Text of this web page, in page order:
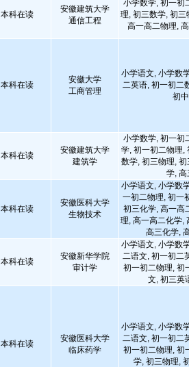
本科在读
安徽建筑大学
通信工程
小学数学, 初一初
理, 初三数学, 初
高一高二物理,
本科在读
安徽大学
工商管理
小学语文, 小学数
二英语, 初一初二
初
本科在读
安徽建筑大学
建筑学
小学数学, 初一初
学, 初一初二物理,
数学, 初三物理,
学, 高
本科在读
安徽医科大学
生物技术
小学语文, 小学数
一初二物理, 初一
初三化学, 高一高
理, 高一高二化学,
高三化学,
本科在读
安徽新华学院
审计学
小学语文, 小学数
二语文, 初一初二
初一初二物理, 初
文, 初三英
本科在读
安徽医科大学
临床药学
小学语文, 小学数
二语文, 初一初二
初一初二物理, 初
学, 初三物理,